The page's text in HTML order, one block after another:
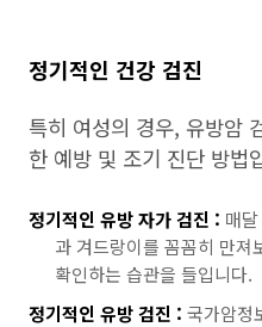
정기적인 건강 검진
특히 여성의 경우, 유방암
한 예방 및 조기 진단 방법
정기적인 유방 자가 검진 : 매
과 겨드랑이를 꼼꼼히 만져
확인하는 습관을 들입니다.
정기적인 유방 검진 : 국가암정